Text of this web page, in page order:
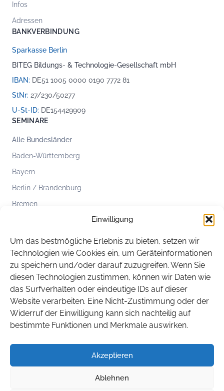
Einwilligung
Um das bestmögliche Erlebnis zu bieten, setzen wir
Technologien wie Cookies ein, um Geräteinformationen
zu speichern und/oder darauf zuzugreifen. Wenn Sie
diesen Technologien zustimmen, können wir Daten wie
das Surfverhalten oder eindeutige IDs auf dieser
Website verarbeiten. Eine Nicht-Zustimmung oder der
Widerruf der Einwilligung kann sich nachteilig auf
bestimmte Funktionen und Merkmale auswirken.
Akzeptieren
Ablehnen
Infos
Adressen
BANKVERBINDUNG
Sparkasse Berlin
BITEG Bildungs- & Technologie-Gesellschaft mbH
IBAN: DE51 1005 0000 0190 7772 81
StNr: 27/230/50277
U-St-ID: DE154429909
SEMINARE
Alle Bundesländer
Baden-Württemberg
Bayern
Berlin / Brandenburg
Bremen
Mecklenburg-Vorpommern
Niedersachsen
Nordrhein-Westfalen
Rheinland-Pfalz
Saarland